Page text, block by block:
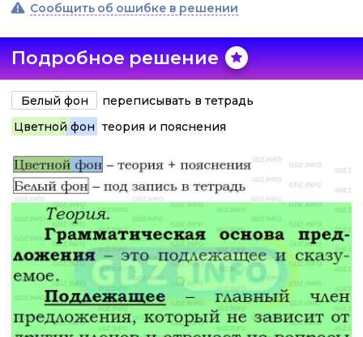
Сообщить об ошибке в решении
Подробное решение
Белый фон
переписывать в тетрадь
Цветной фон теория и пояснения